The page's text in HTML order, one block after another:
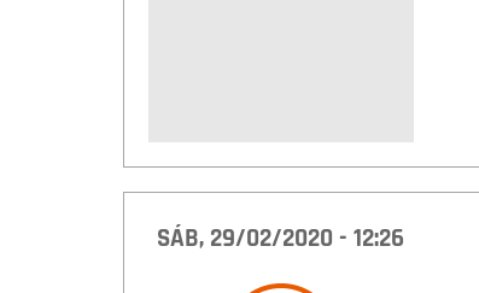
SÁB, 29/02/2020 - 12:26